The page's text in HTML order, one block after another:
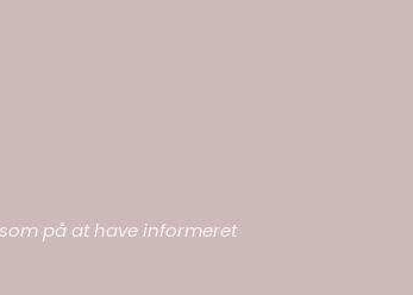
på at have informeret